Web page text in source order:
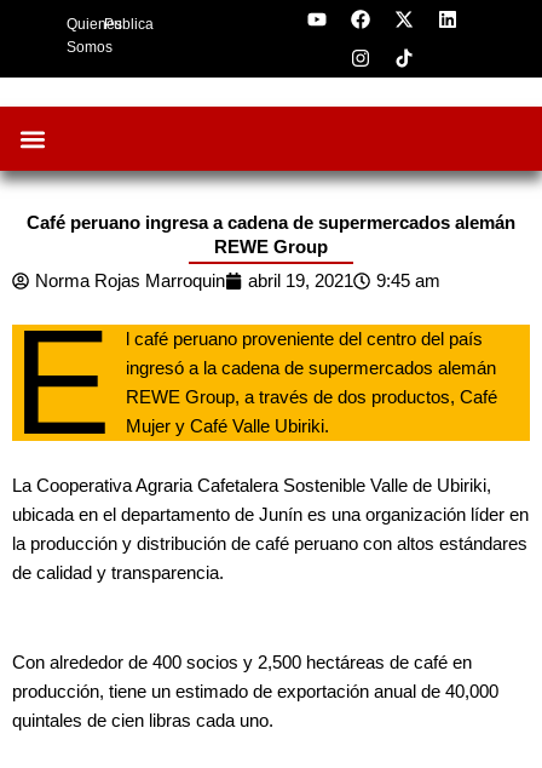
Quienes
Somos
Publica
Y
o
b
F
a
c
e
o
X
-
t
w
t
L
i
d
I
n
s
t
g
Café peruano ingresa a cadena de supermercados alemán
REWE Group
Norma Rojas Marroquin
abril 19, 2021 9:45 am
E
l café peruano proveniente del centro del país
ingresó a la cadena de supermercados alemán
REWE Group, a través de dos productos, Café
Mujer y Café Valle Ubiriki.
La Cooperativa Agraria Cafetalera Sostenible Valle de Ubiriki,
ubicada en el departamento de Junín es una organización líder en
la producción y distribución de café peruano con altos estándares
de calidad y transparencia.
Con alrededor de 400 socios y 2,500 hectáreas de café en
producción, tiene un estimado de exportación anual de 40,000
quintales de cien libras cada uno.